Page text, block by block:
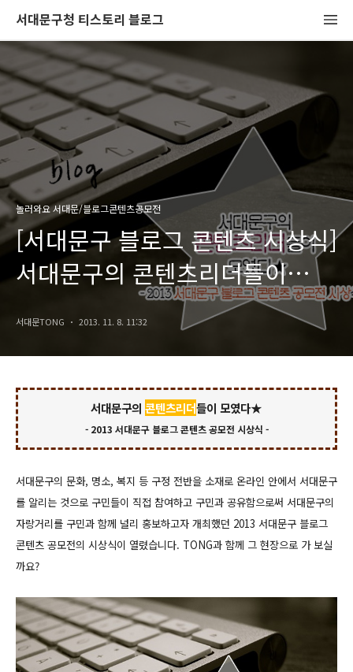
서대문구청 티스토리 블로그
놀러와요 서대문/블로그콘텐츠공모전
[서대문구 블로그 콘텐츠 시상식]
서대문구의 콘텐츠리더들이
서대문TONG 2013. 11. 8. 11:32
서대문구의 콘텐츠리더들이 모였다★
- 2013 서대문구 블로그 콘텐츠 공모전 시상식 -
서대문구의 문화, 명소, 복지 등 구정 전반을 소재로 온라인 안에서 서대문구
를 알리는 것으로 구민들이 직접 참여하고 구민과 공유함으로써 서대문구의
자랑거리를 구민과 함께 널리 홍보하고자 개최했던 2013 서대문구 블로그
콘텐츠 공모전의 시상식이 열렸습니다. TONG과 함께 그 현장으로 가 보실
까요?